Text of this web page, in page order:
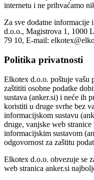
internetu i ne prihvaćamo
Za sve dodatne informacije
d.o.o., Magistrova 1, 1000
79 10, E‑mail:
Politika privatnosti
Elkotex d.o.o. poštuje vašu
zaštititi osobne podatke
sustava (anker.si) i neće ih
koristiti u druge svrhe bez
informacijskom sustavu
druge, vanjske web
informacijskim sustavom
odgovornost za zaštitu
Elkotex d.o.o. obvezuje se
web stranica anker.si